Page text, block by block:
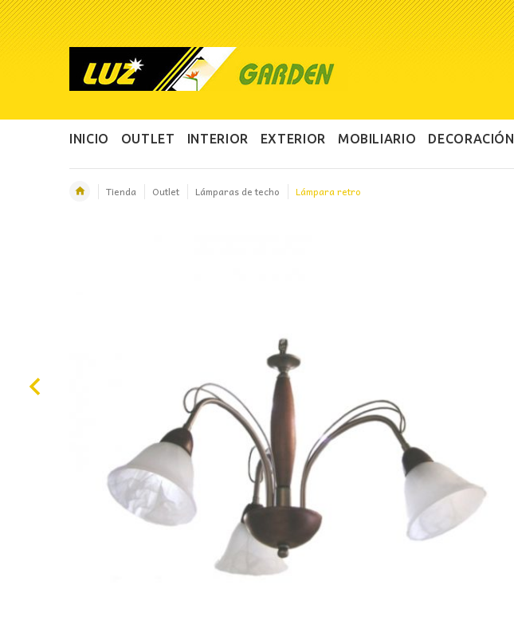
INICIO OUTLET INTERIOR EXTERIOR MOBILIARIO DECORACIÓN
Tienda Outlet Lámparas de techo Lámpara retro